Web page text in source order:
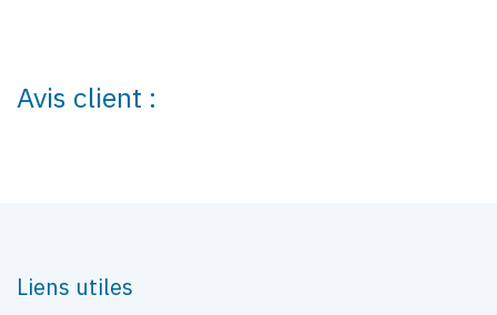
Avis client :
Liens utiles